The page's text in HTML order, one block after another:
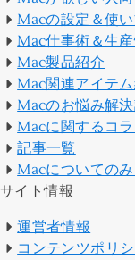
Macの設定＆使
Mac仕事術＆生
Mac製品紹介
Mac関連アイテ
Macのお悩み解
Macに関するコ
記事一覧
Macについての
サイト情報
運営者情報
コンテンツポリ